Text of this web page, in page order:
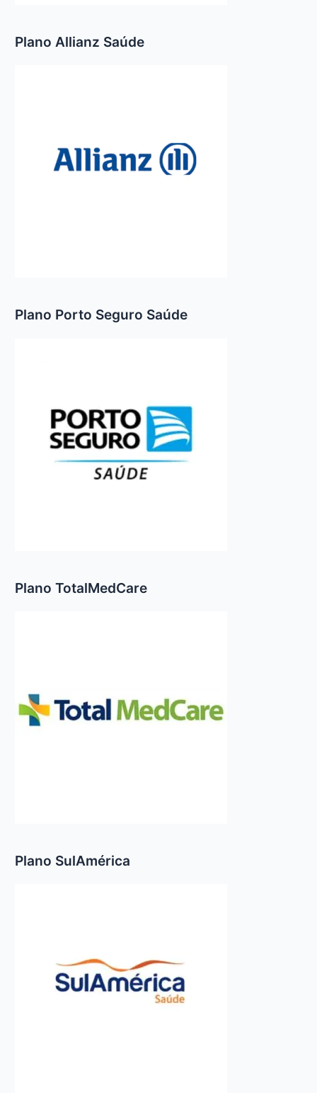
Plano Allianz Saúde
Plano Porto Seguro Saúde
Plano TotalMedCare
Plano SulAmérica